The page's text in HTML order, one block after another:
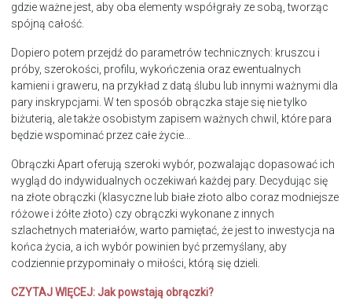
gdzie ważne jest, aby oba elementy współgrały ze sobą, tworząc
spójną całość.
Dopiero potem przejdź do parametrów technicznych: kruszcu i
próby, szerokości, profilu, wykończenia oraz ewentualnych
kamieni i graweru, na przykład z datą ślubu lub innymi ważnymi dla
pary inskrypcjami. W ten sposób obrączka staje się nie tylko
biżuterią, ale także osobistym zapisem ważnych chwil, które para
będzie wspominać przez całe życie...
Obrączki Apart oferują szeroki wybór, pozwalając dopasować ich
wygląd do indywidualnych oczekiwań każdej pary. Decydując się
na złote obrączki (klasyczne lub białe złoto albo coraz modniejsze
różowe i żółte złoto) czy obrączki wykonane z innych
szlachetnych materiałów, warto pamiętać, że jest to inwestycja na
końca życia, a ich wybór powinien być przemyślany, aby
codziennie przypominały o miłości, którą się dzieli.
CZYTAJ WIĘCEJ: Jak powstają obrączki?